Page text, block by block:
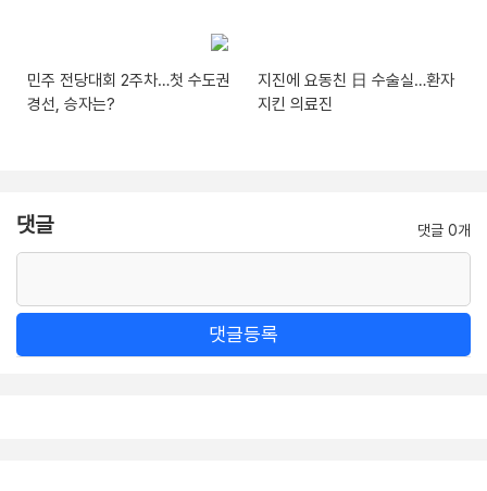
민주 전당대회 2주차…첫 수도권
경선, 승자는?
지진에 요동친 日 수술실…환자
지킨 의료진
댓글 댓글 0개
댓글등록